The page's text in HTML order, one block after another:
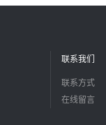
联系我们
联系方式
在线留言